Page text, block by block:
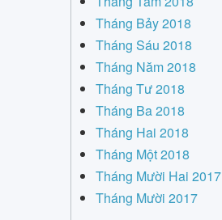
Tháng Bảy 2018
Tháng Sáu 2018
Tháng Năm 2018
Tháng Tư 2018
Tháng Ba 2018
Tháng Hai 2018
Tháng Một 2018
Tháng Mười Hai 2017
Tháng Mười 2017